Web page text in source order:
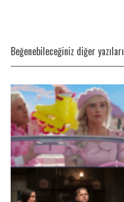
Beğenebileceğiniz diğer yazıları